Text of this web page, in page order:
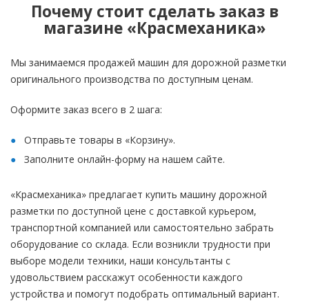
Почему стоит сделать заказ в
магазине «Красмеханика»
Мы занимаемся продажей машин для дорожной разметки
оригинального производства по доступным ценам.
Оформите заказ всего в 2 шага:
Отправьте товары в «Корзину».
Заполните онлайн-форму на нашем сайте.
«Красмеханика» предлагает купить машину дорожной
разметки по доступной цене с доставкой курьером,
транспортной компанией или самостоятельно забрать
оборудование со склада. Если возникли трудности при
выборе модели техники, наши консультанты с
удовольствием расскажут особенности каждого
устройства и помогут подобрать оптимальный вариант.